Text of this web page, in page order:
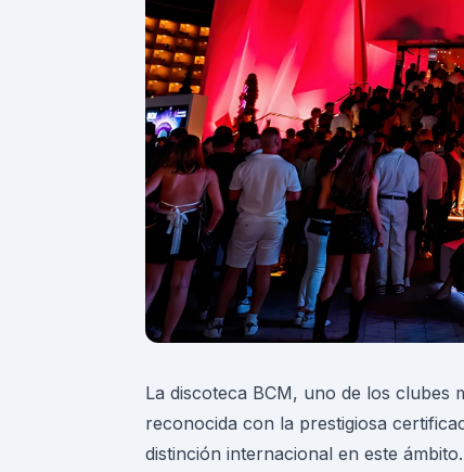
La discoteca BCM, uno de los clubes
reconocida con la prestigiosa
distinción internacional en este